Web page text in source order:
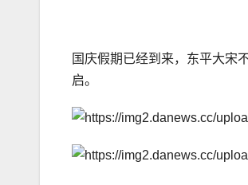
国庆假期已经到来，东平大宋
启。